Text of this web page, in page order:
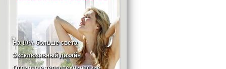
На 10% больше света
Эксклюзивный дизайн